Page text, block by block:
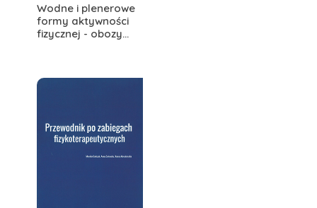
Wodne i plenerowe
formy aktywności
fizycznej - obozy...